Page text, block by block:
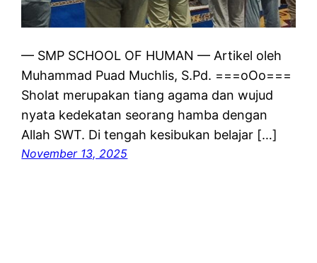
— SMP SCHOOL OF HUMAN — Artikel oleh
Muhammad Puad Muchlis, S.Pd. ===oOo===
Sholat merupakan tiang agama dan wujud
nyata kedekatan seorang hamba dengan
Allah SWT. Di tengah kesibukan belajar […]
November 13, 2025